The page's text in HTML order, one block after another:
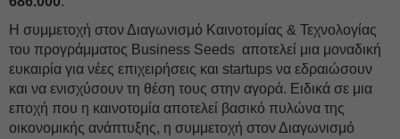
Η συμμετοχή στον Διαγωνισμό Καινοτομίας & Τεχνολογίας
του προγράμματος Business Seeds αποτελεί μια μοναδική
ευκαιρία για νέες επιχειρήσεις και startups να εδραιώσουν
και να ενισχύσουν τη θέση τους στην αγορά. Ειδικά σε μια
εποχή που η καινοτομία αποτελεί βασικό πυλώνα της
οικονομικής ανάπτυξης, η συμμετοχή στον Διαγωνισμό